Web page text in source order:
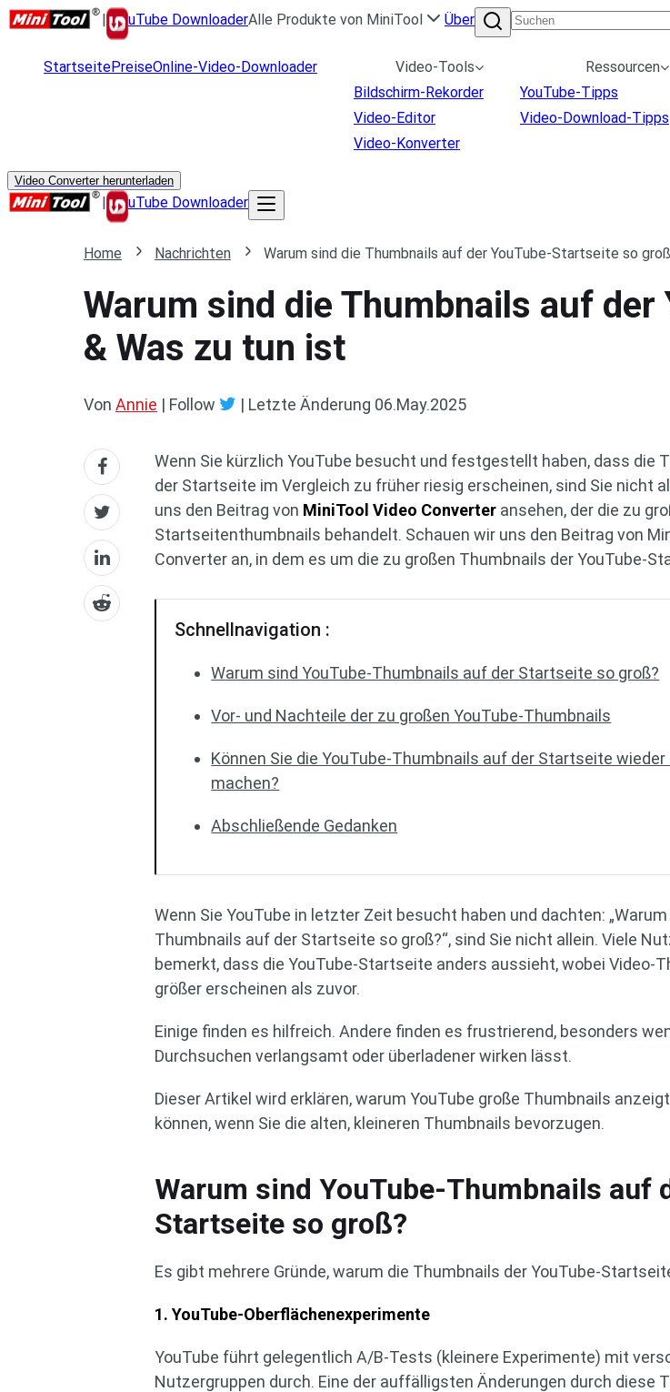
| uTube DownloaderAlle Produkte von MiniTool Über
StartseitePreiseOnline-Video-Downloader
Video-Tools
Bildschirm-Rekorder
Video-Editor
Video-Konverter
Ressourcen
YouTube-Tipps
Video-Download-Tipps
Video Converter herunterladen
| uTube Downloader
Home Nachrichten Warum sind die Thumbnails auf der YouTube-Startseite so
Warum sind die Thumbnails auf
& Was zu tun ist
Von Annie | Follow | Letzte Änderung 06.May.2025
Wenn Sie kürzlich YouTube besucht und festgestellt haben, dass die
der Startseite im Vergleich zu früher riesig erscheinen, sind Sie nicht
uns den Beitrag von MiniTool Video Converter ansehen, der die zu
Startseitenthumbnails behandelt. Schauen wir uns den Beitrag von
Converter an, in dem es um die zu großen Thumbnails der YouTube-
Schnellnavigation :
Warum sind YouTube-Thumbnails auf der Startseite so groß?
Vor- und Nachteile der zu großen YouTube-Thumbnails
Können Sie die YouTube-Thumbnails auf der Startseite wieder
machen?
Abschließende Gedanken
Wenn Sie YouTube in letzter Zeit besucht haben und dachten:
Thumbnails auf der Startseite so groß?“, sind Sie nicht allein. Viele
bemerkt, dass die YouTube-Startseite anders aussieht, wobei Video-
größer erscheinen als zuvor.
Einige finden es hilfreich. Andere finden es frustrierend, besonders
Durchsuchen verlangsamt oder überladener wirken lässt.
Dieser Artikel wird erklären, warum YouTube große Thumbnails
können, wenn Sie die alten, kleineren Thumbnails bevorzugen.
Warum sind YouTube-Thumbnails auf
Startseite so groß?
Es gibt mehrere Gründe, warum die Thumbnails der YouTube-
1. YouTube-Oberflächenexperimente
YouTube führt gelegentlich A/B-Tests (kleinere Experimente) mit
Nutzergruppen durch. Eine der auffälligsten Änderungen durch diese